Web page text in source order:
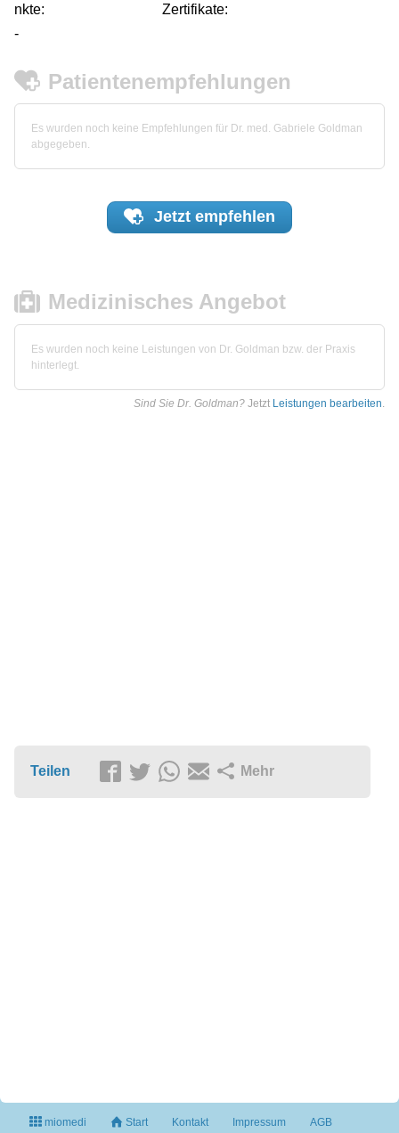
nkte:
Zertifikate:
-
Patientenempfehlungen
Es wurden noch keine Empfehlungen für Dr. med. Gabriele Goldman
abgegeben.
Jetzt empfehlen
Medizinisches Angebot
Es wurden noch keine Leistungen von Dr. Goldman bzw. der Praxis
hinterlegt.
Sind Sie Dr. Goldman? Jetzt Leistungen bearbeiten.
Teilen Mehr
miomedi Start Kontakt Impressum AGB